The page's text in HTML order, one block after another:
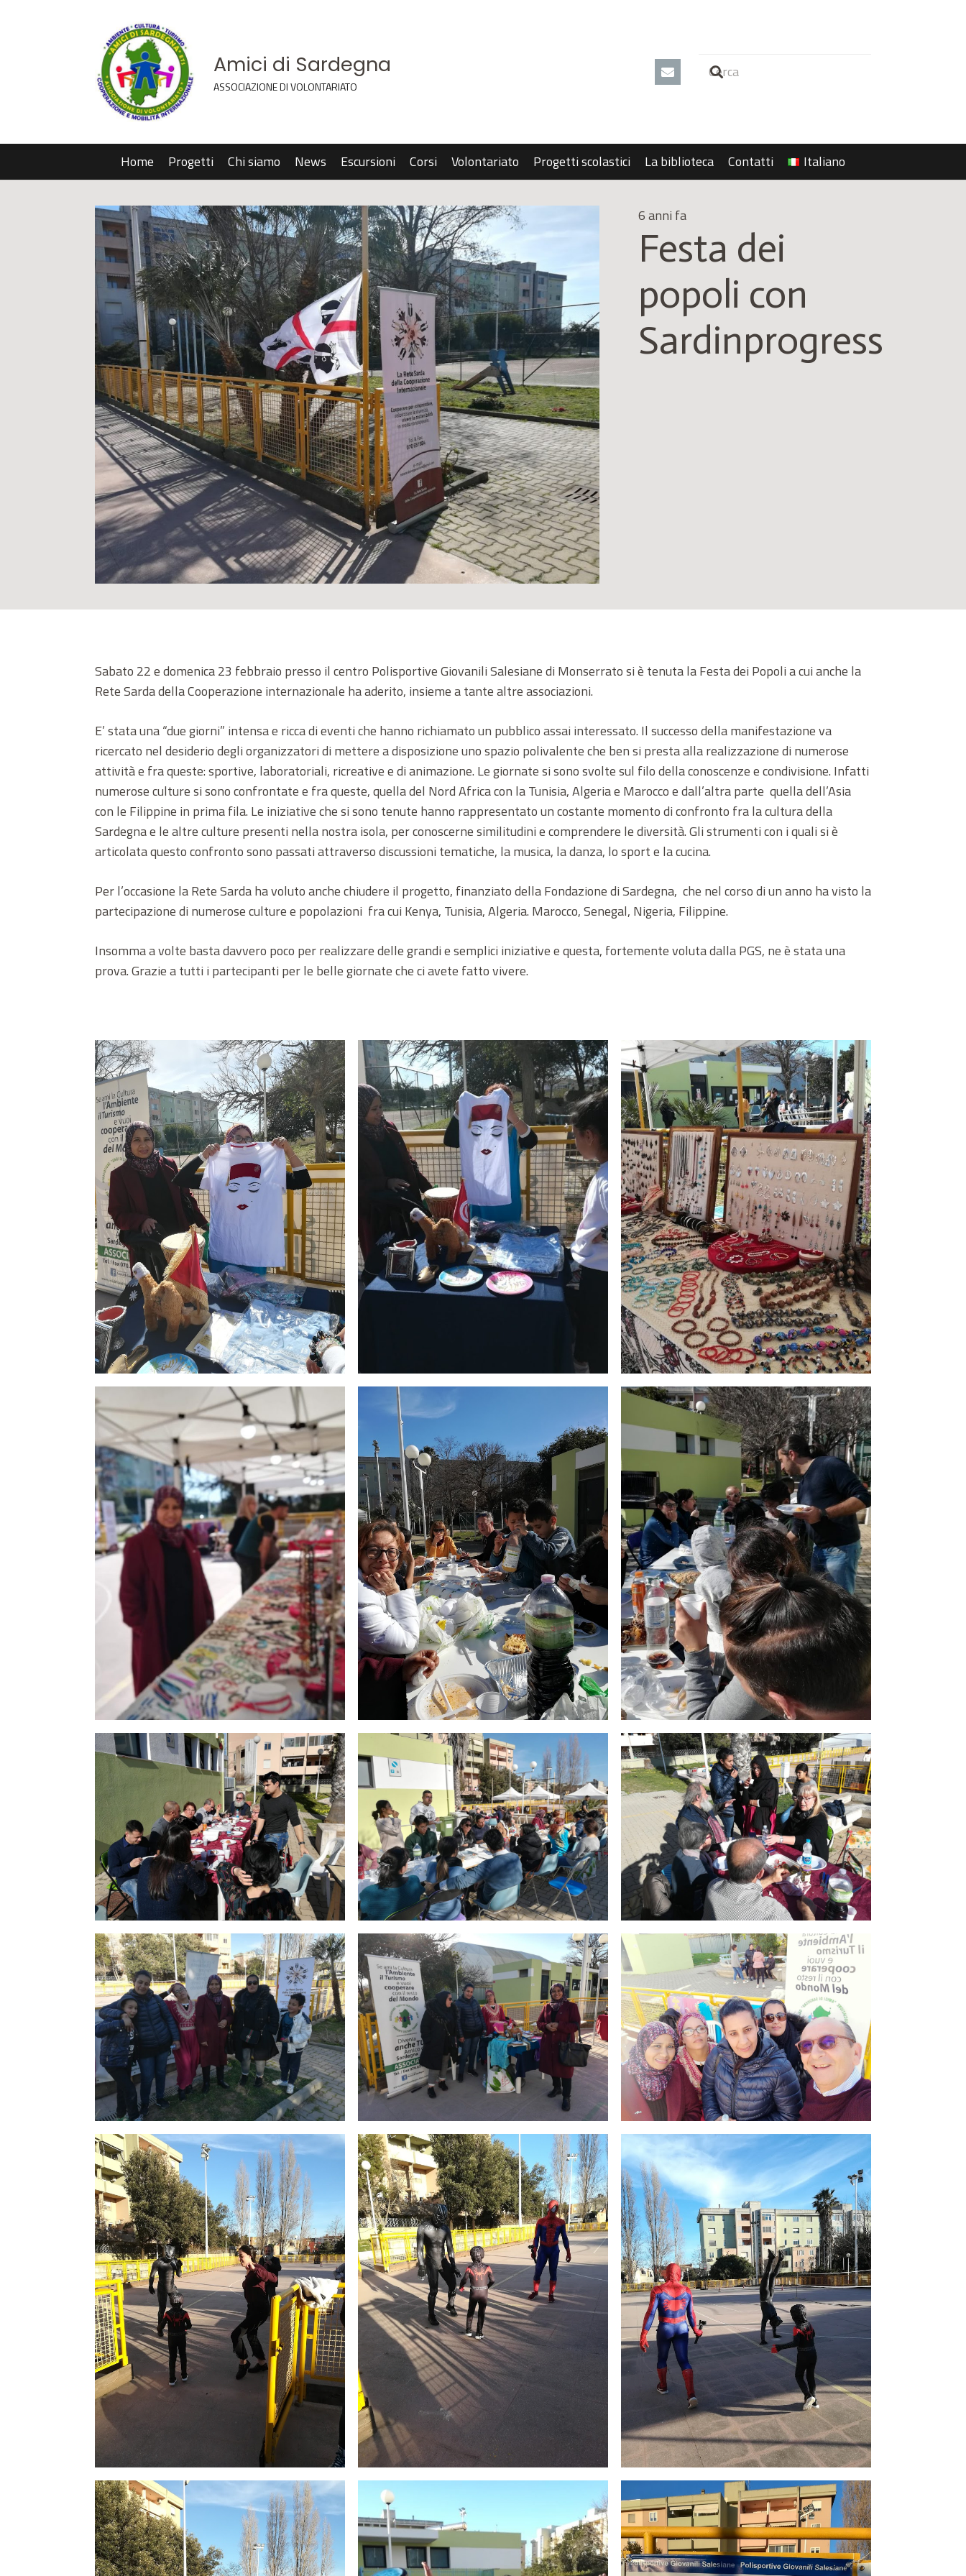
Amici di Sardegna
ASSOCIAZIONE DI VOLONTARIATO
Home Progetti Chi siamo News Escursioni Corsi Volontariato Progetti scolastici La biblioteca Contatti Italiano
6 anni fa
Festa dei
popoli con
Sardinprogress
Sabato 22 e domenica 23 febbraio presso il centro Polisportive Giovanili Salesiane di Monserrato si è tenuta la Festa dei Popoli a cui anche la
Rete Sarda della Cooperazione internazionale ha aderito, insieme a tante altre associazioni.
E’ stata una “due giorni” intensa e ricca di eventi che hanno richiamato un pubblico assai interessato. Il successo della manifestazione va
ricercato nel desiderio degli organizzatori di mettere a disposizione uno spazio polivalente che ben si presta alla realizzazione di numerose
attività e fra queste: sportive, laboratoriali, ricreative e di animazione. Le giornate si sono svolte sul filo della conoscenze e condivisione. Infatti
numerose culture si sono confrontate e fra queste, quella del Nord Africa con la Tunisia, Algeria e Marocco e dall’altra parte quella dell’Asia
con le Filippine in prima fila. Le iniziative che si sono tenute hanno rappresentato un costante momento di confronto fra la cultura della
Sardegna e le altre culture presenti nella nostra isola, per conoscerne similitudini e comprendere le diversità. Gli strumenti con i quali si è
articolata questo confronto sono passati attraverso discussioni tematiche, la musica, la danza, lo sport e la cucina.
Per l’occasione la Rete Sarda ha voluto anche chiudere il progetto, finanziato della Fondazione di Sardegna, che nel corso di un anno ha visto la
partecipazione di numerose culture e popolazioni fra cui Kenya, Tunisia, Algeria. Marocco, Senegal, Nigeria, Filippine.
Insomma a volte basta davvero poco per realizzare delle grandi e semplici iniziative e questa, fortemente voluta dalla PGS, ne è stata una
prova. Grazie a tutti i partecipanti per le belle giornate che ci avete fatto vivere.